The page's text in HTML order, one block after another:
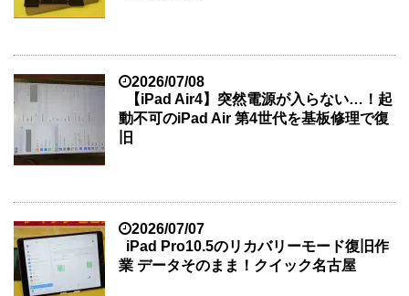
2026/07/08
【iPad Air4】突然電源が入らない…！起
動不可のiPad Air 第4世代を基板修理で復
旧
2026/07/07
iPad Pro10.5のリカバリーモード復旧作
業 データそのまま！クイック名古屋